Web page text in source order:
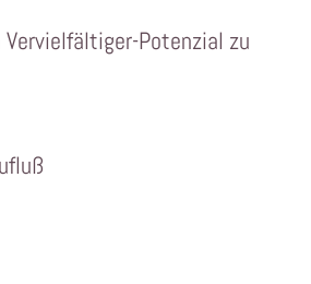
Potenzial zu